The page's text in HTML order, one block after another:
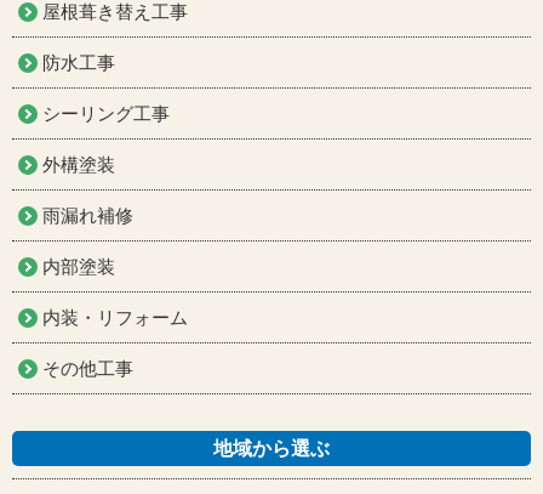
屋根葺き替え工事
防水工事
シーリング工事
外構塗装
雨漏れ補修
内部塗装
内装・リフォーム
その他工事
地域から選ぶ